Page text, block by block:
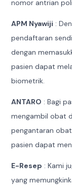
nomor antrian
APM Nyawiji :
pendaftaran
dengan
pasien dapat
biometrik.
ANTARO : Bagi
mengambil obat
pengantaran obat
pasien dapat
E-Resep : Kami
yang